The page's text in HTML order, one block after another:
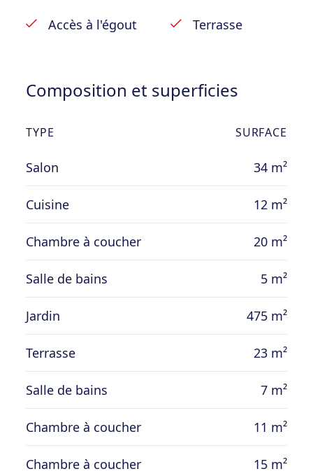
mazout, puit de pompage directe à la
Accès à l'égout Terrasse
Composition et superficies
TYPE SURFACE
Salon 34 m²
Cuisine 12 m²
Chambre à coucher 20 m²
Salle de bains 5 m²
Jardin 475 m²
Terrasse 23 m²
Salle de bains 7 m²
Chambre à coucher 11 m²
Chambre à coucher 15 m²